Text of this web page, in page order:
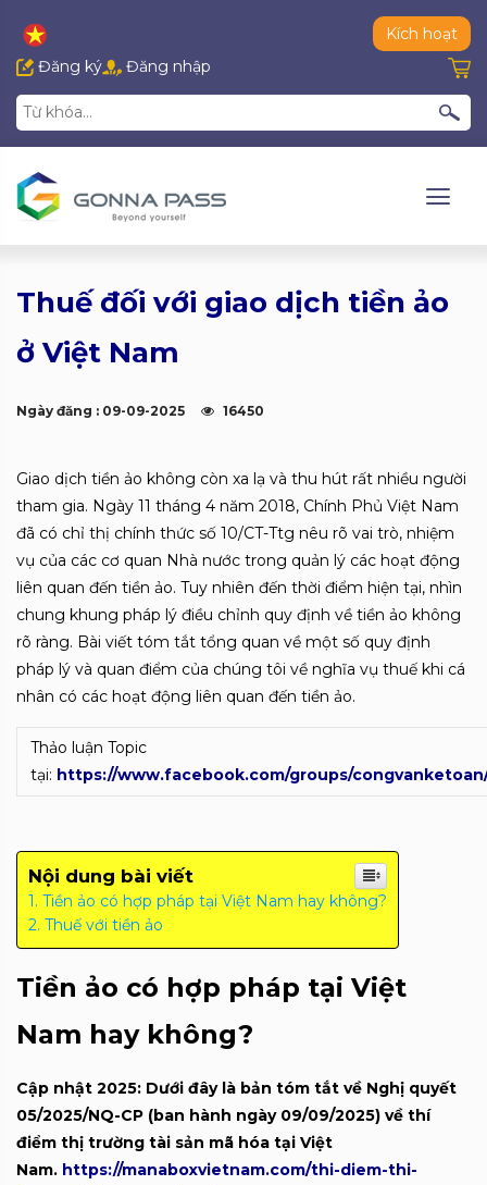
Kích hoạt
Đăng ký
Đăng nhập
Thuế đối với giao dịch tiền ảo
ở Việt Nam
Ngày đăng : 09-09-2025 16450
Giao dịch tiền ảo không còn xa lạ và thu hút rất nhiều người
tham gia. Ngày 11 tháng 4 năm 2018, Chính Phủ Việt Nam
đã có chỉ thị chính thức số 10/CT-Ttg nêu rõ vai trò, nhiệm
vụ của các cơ quan Nhà nước trong quản lý các hoạt động
liên quan đến tiền ảo. Tuy nhiên đến thời điểm hiện tại, nhìn
chung khung pháp lý điều chỉnh quy định về tiền ảo không
rõ ràng. Bài viết tóm tắt tổng quan về một số quy định
pháp lý và quan điểm của chúng tôi về nghĩa vụ thuế khi cá
nhân có các hoạt động liên quan đến tiền ảo.
Thảo luận Topic
tại: https://www.facebook.com/groups/
Nội dung bài viết
Tiền ảo có hợp pháp tại Việt Nam hay không?
Thuế với tiền ảo
Tiền ảo có hợp pháp tại Việt
Nam hay không?
Cập nhật 2025: Dưới đây là bản tóm tắt về Nghị quyết
05/2025/NQ-CP (ban hành ngày 09/09/2025) về thí
điểm thị trường tài sản mã hóa tại Việt
Nam. https://manaboxvietnam.com/thi-diem-thi-